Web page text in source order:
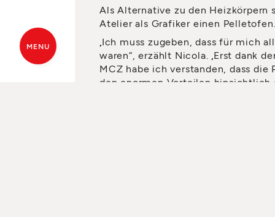
Als Alternative zu den Heizkörpern
Atelier als Grafiker einen
„Ich muss zugeben, dass für mich
waren“, erzählt Nicola. „Erst dank
MCZ habe ich verstanden, dass
den enormen Vorteilen hinsichtlich
MENU